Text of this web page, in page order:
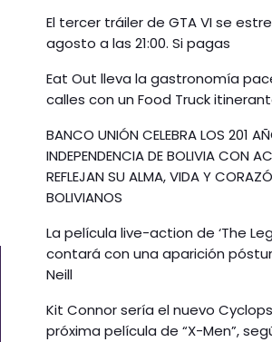
El tercer tráiler de GTA VI se
agosto a las 21:00. Si pagas
Eat Out lleva la gastronomía
calles con un Food Truck
BANCO UNIÓN CELEBRA LOS 201
INDEPENDENCIA DE BOLIVIA CON
REFLEJAN SU ALMA, VIDA Y
BOLIVIANOS
La película live-action de ‘The
contará con una aparición
Neill
Kit Connor sería el nuevo
próxima película de “X-Men”,